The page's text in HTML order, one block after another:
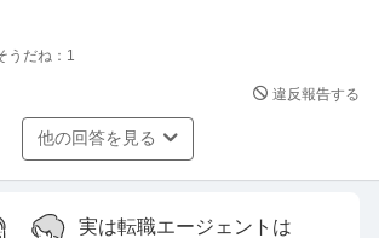
愛の話になった時
感じの反応してたことです。
全力で拒否はしてませんでしたがあまり
そうでした。
見てやはり社内恋愛は
ものでしょうか？
んで同じ職場の人と恋愛しようとはしな
駕する魅力があれば社内だろうがお構い
と思います。
うだね： 1
違反報告する
他の回答を見る
実は転職エージェントは